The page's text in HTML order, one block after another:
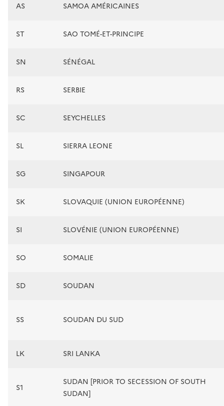
AS SAMOA AMÉRICAINES
ST SAO TOMÉ-ET-PRINCIPE
SN SÉNÉGAL
RS SERBIE
SC SEYCHELLES
SL SIERRA LEONE
SG SINGAPOUR
SK SLOVAQUIE (UNION EUROPÉENNE)
SI SLOVÉNIE (UNION EUROPÉENNE)
SO SOMALIE
SD SOUDAN
SS SOUDAN DU SUD
LK SRI LANKA
S1
SUDAN [PRIOR TO SECESSION OF SOUTH
SUDAN]